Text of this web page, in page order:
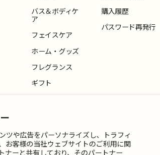
ツや広告をパーソナライズし、トラフィ
お客様の当社ウェブサイトのご利用に関
バス＆ボディケ
ア
フェイスケア
ホーム・グッズ
フレグランス
ギフト
購入履歴
パスワード再発行